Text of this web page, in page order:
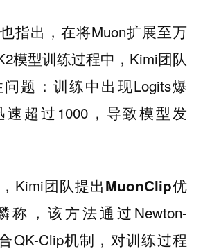
指出，在将Muon扩展至万
模型训练过程中，Kimi团队
题：训练中出现Logits爆
超过1000，导致模型发
Kimi团队提出MuonClip优
称，该方法通过Newton-
QK-Clip机制，对训练过程